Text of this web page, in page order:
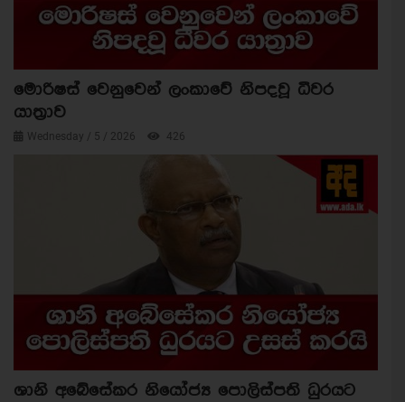
මොරිෂස් වෙනුවෙන් ලංකාවේ නිපදවූ ධීවර
යාත්‍රාව
Wednesday / 5 / 2026 426
ශානි අබේසේකර නියෝජ්‍ය පොලිස්පති ධුරයට